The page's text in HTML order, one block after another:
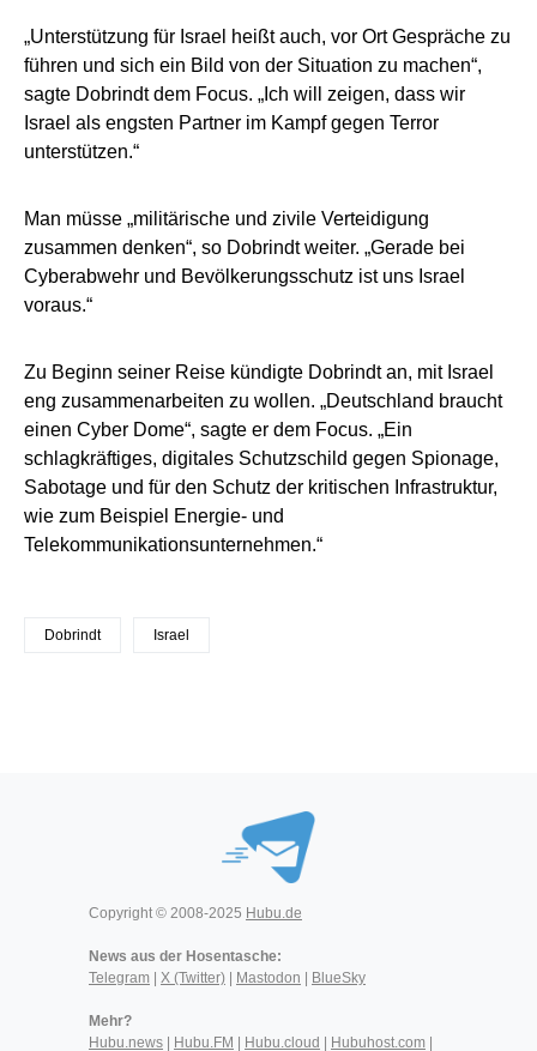
„Unterstützung für Israel heißt auch, vor Ort Gespräche zu
führen und sich ein Bild von der Situation zu machen“,
sagte Dobrindt dem Focus. „Ich will zeigen, dass wir
Israel als engsten Partner im Kampf gegen Terror
unterstützen.“
Man müsse „militärische und zivile Verteidigung
zusammen denken“, so Dobrindt weiter. „Gerade bei
Cyberabwehr und Bevölkerungsschutz ist uns Israel
voraus.“
Zu Beginn seiner Reise kündigte Dobrindt an, mit Israel
eng zusammenarbeiten zu wollen. „Deutschland braucht
einen Cyber Dome“, sagte er dem Focus. „Ein
schlagkräftiges, digitales Schutzschild gegen Spionage,
Sabotage und für den Schutz der kritischen Infrastruktur,
wie zum Beispiel Energie- und
Telekommunikationsunternehmen.“
Dobrindt Israel
Copyright © 2008-2025 Hubu.de
News aus der Hosentasche:
Telegram
X (Twitter) Mastodon BlueSky
Mehr?
Hubu.news
Hubu.FM Hubu.cloud Hubuhost.com